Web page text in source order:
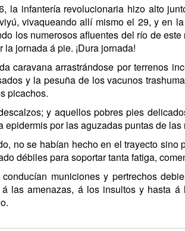
la infantería revolucionaria hizo alto
vivaqueando allí mismo el 29, y en
los numerosos afluentes del río de
jornada á pie. ¡Dura jornada!
caravana arrastrándose por terrenos
y la pesuña de los vacunos
picachos.
y aquellos pobres pies
por las aguzadas puntas de las
no se habían hecho en el trayecto
débiles para soportar tanta fatiga,
municiones y pertrechos
las amenazas, á los insultos y hasta